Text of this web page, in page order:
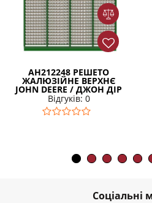
AH212248 РЕШЕТО
ЖАЛЮЗІЙНЕ ВЕРХНЄ
JOHN DEERE / ДЖОН ДІР
Відгуків: 0
Соціальні